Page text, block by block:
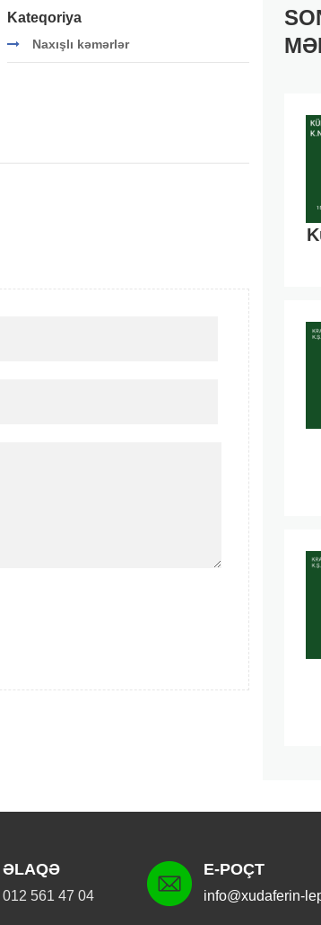
Kateqoriya
Naxışlı kəmərlər
ƏLAQƏ
012 561 47 04
E-POÇT
info@xudaferin-